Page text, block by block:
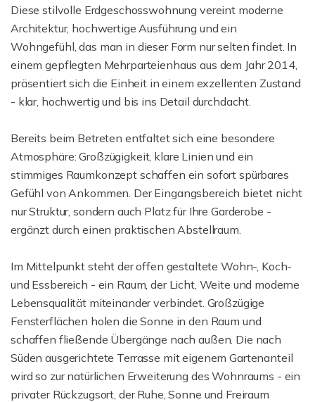
Diese stilvolle Erdgeschosswohnung vereint moderne
Architektur, hochwertige Ausführung und ein
Wohngefühl, das man in dieser Form nur selten findet. In
einem gepflegten Mehrparteienhaus aus dem Jahr 2014,
präsentiert sich die Einheit in einem exzellenten Zustand
- klar, hochwertig und bis ins Detail durchdacht.
Bereits beim Betreten entfaltet sich eine besondere
Atmosphäre: Großzügigkeit, klare Linien und ein
stimmiges Raumkonzept schaffen ein sofort spürbares
Gefühl von Ankommen. Der Eingangsbereich bietet nicht
nur Struktur, sondern auch Platz für Ihre Garderobe -
ergänzt durch einen praktischen Abstellraum.
Im Mittelpunkt steht der offen gestaltete Wohn-, Koch-
und Essbereich - ein Raum, der Licht, Weite und moderne
Lebensqualität miteinander verbindet. Großzügige
Fensterflächen holen die Sonne in den Raum und
schaffen fließende Übergänge nach außen. Die nach
Süden ausgerichtete Terrasse mit eigenem Gartenanteil
wird so zur natürlichen Erweiterung des Wohnraums - ein
privater Rückzugsort, der Ruhe, Sonne und Freiraum